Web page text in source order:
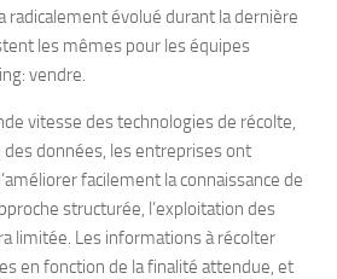
radicalement évolué durant la dernière
les mêmes pour les équipes
vendre.
vitesse des technologies de récolte,
des données, les entreprises ont
facilement la connaissance de
structurée, l’exploitation des
limitée. Les informations à récolter
en fonction de la finalité attendue, et